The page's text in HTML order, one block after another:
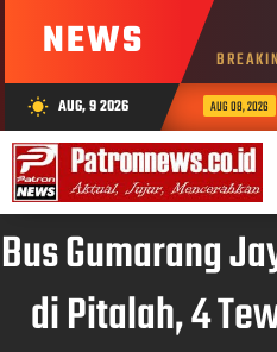
NEWS
wb_sunny AUG, 9 2026 AUG 08, 2026
Bus Gumarang
di Pitalah, 4